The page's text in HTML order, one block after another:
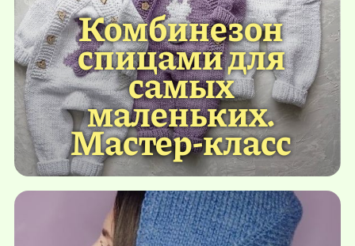
Комбинезон
спицами для
самых
маленьких.
Мастер-класс